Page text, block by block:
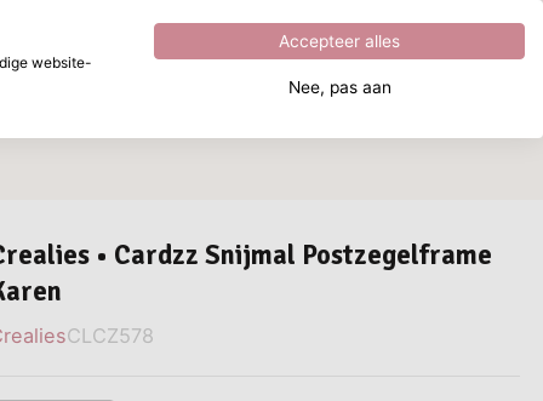
Uitstekend 4.8uit5
• Cardzz Snijmal Postzegelframe
CLCZ578
website-
Accepteer alles
Nee, pas aan